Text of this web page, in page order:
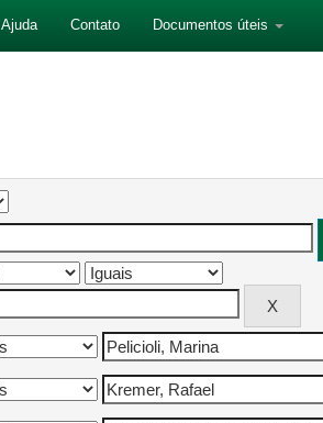
Ajuda Contato Documentos úteis